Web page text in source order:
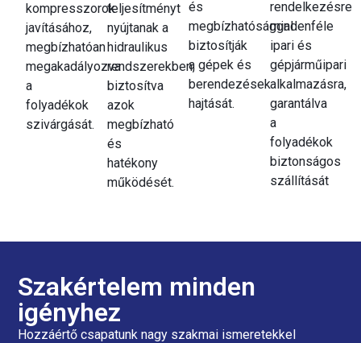
kompresszorok
javításához,
megbízhatóan
megakadályozva
a
folyadékok
szivárgását.
teljesítményt
nyújtanak a
hidraulikus
rendszerekben,
biztosítva
azok
megbízható
és
hatékony
működését.
és
megbízhatósággal
biztosítják
a gépek és
berendezések
hajtását.
rendelkezésre
mindenféle
ipari és
gépjárműipari
alkalmazásra,
garantálva
a
folyadékok
biztonságos
szállítását
Szakértelem minden
igényhez
Hozzáértő csapatunk nagy szakmai ismeretekkel